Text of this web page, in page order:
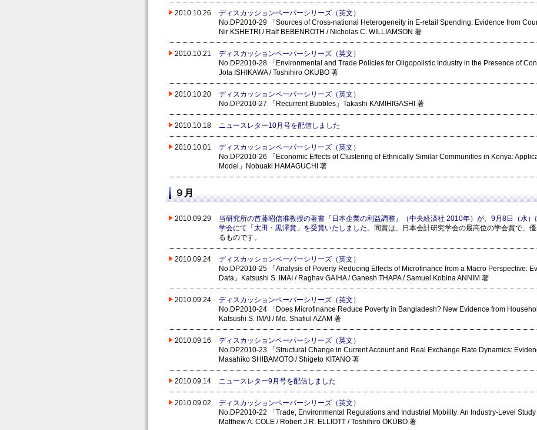
2010.10.26
ディスカッションペーパーシリーズ（英文）
No.DP2010-29 「Sources of Cross-national Heterogeneity in E-retail Spending: Evidence from
Nir KSHETRI / Ralf BEBENROTH / Nicholas C. WILLIAMSON 著
2010.10.21
ディスカッションペーパーシリーズ（英文）
No.DP2010-28 「Environmental and Trade Policies for Oligopolistic Industry in the Presence of
Jota ISHIKAWA / Toshihiro OKUBO 著
2010.10.20
ディスカッションペーパーシリーズ（英文）
No.DP2010-27 「Recurrent Bubbles」Takashi KAMIHIGASHI 著
2010.10.18 ニュースレター10月号を配信しました
2010.10.01
ディスカッションペーパーシリーズ（英文）
No.DP2010-26 「Economic Effects of Clustering of Ethnically Similar Communities in Kenya:
Model」Nobuaki HAMAGUCHI 著
９月
2010.09.29
当研究所の首藤昭信准教授の著書『日本企業の利益調整』（中央経済社 2010年）が、9月8日（水
学会にて「太田・黒澤賞」を受賞いたしました。
同賞は、日本会計研究学会の最高位の学会賞で、
るものです。
2010.09.24
ディスカッションペーパーシリーズ（英文）
No.DP2010-25 「Analysis of Poverty Reducing Effects of Microfinance from a Macro Perspective:
Data」Katsushi S. IMAI / Raghav GAIHA / Ganesh THAPA / Samuel Kobina ANNIM 著
2010.09.24
ディスカッションペーパーシリーズ（英文）
No.DP2010-24 「Does Microfinance Reduce Poverty in Bangladesh? New Evidence from
Katsushi S. IMAI / Md. Shafiul AZAM 著
2010.09.16
ディスカッションペーパーシリーズ（英文）
No.DP2010-23 「Structural Change in Current Account and Real Exchange Rate Dynamics:
Masahiko SHIBAMOTO / Shigeto KITANO 著
2010.09.14 ニュースレター9月号を配信しました
2010.09.02
ディスカッションペーパーシリーズ（英文）
No.DP2010-22 「Trade, Environmental Regulations and Industrial Mobility: An Industry-Level Study
Matthew A. COLE / Robert J.R. ELLIOTT / Toshihiro OKUBO 著